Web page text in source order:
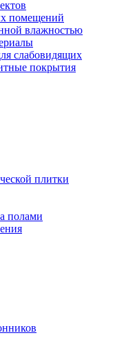
помещений
влажностью
слабовидящих
покрытия
плитки
полами